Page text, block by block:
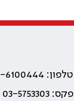
טלפון: 03-6100444
פקס: 03-5753303